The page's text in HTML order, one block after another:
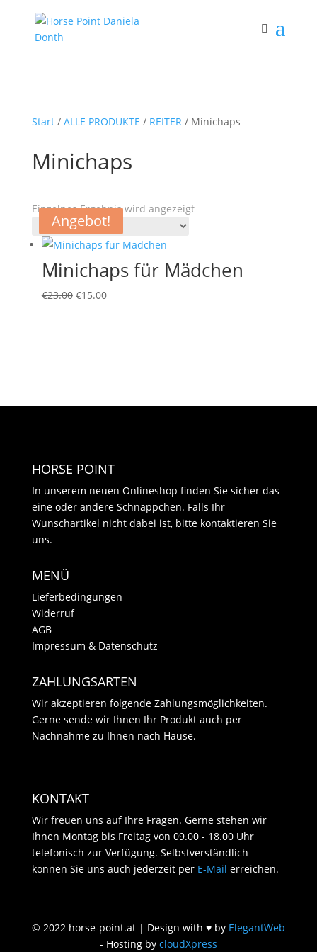
Start/ ALLE PRODUKTE / REITER/ Minichaps
Minichaps
Einzelnes Ergebnis wird angezeigt
Angebot!
Minichaps für Mädchen
€23.00 Ursprünglicher
€15.00Aktueller
HORSE POINT
In unserem neuen Onlineshop finden Sie sicher das
eine oder andere Schnäppchen. Falls Ihr
Wunschartikel nicht dabei ist, bitte kontaktieren Sie
uns.
MENÜ
Lieferbedingungen
Widerruf
AGB
Impressum & Datenschutz
ZAHLUNGSARTEN
Wir akzeptieren folgende Zahlungsmöglichkeiten.
Gerne sende wir Ihnen Ihr Produkt auch per
Nachnahme zu Ihnen nach Hause.
KONTAKT
Wir freuen uns auf Ihre Fragen. Gerne stehen wir
Ihnen Montag bis Freitag von 09.00 - 18.00 Uhr
telefonisch zur Verfügung. Selbstverständlich
können Sie uns auch jederzeit per E-Mail erreichen.
© 2022 horse-point.at | Design with ♥by ElegantWeb
- Hosting by cloudXpress